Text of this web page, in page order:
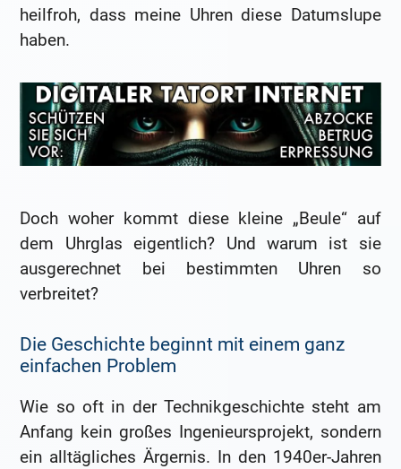
heilfroh, dass meine Uhren diese Datumslupe
haben.
Doch woher kommt diese kleine „Beule“ auf
dem Uhrglas eigentlich? Und warum ist sie
ausgerechnet bei bestimmten Uhren so
verbreitet?
Die Geschichte beginnt mit einem ganz
einfachen Problem
Wie so oft in der Technikgeschichte steht am
Anfang kein großes Ingenieursprojekt, sondern
ein alltägliches Ärgernis. In den 1940er-Jahren